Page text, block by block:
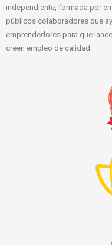
independiente, formada por
públicos colaboradores que
emprendedores para que
creen empleo de calidad.